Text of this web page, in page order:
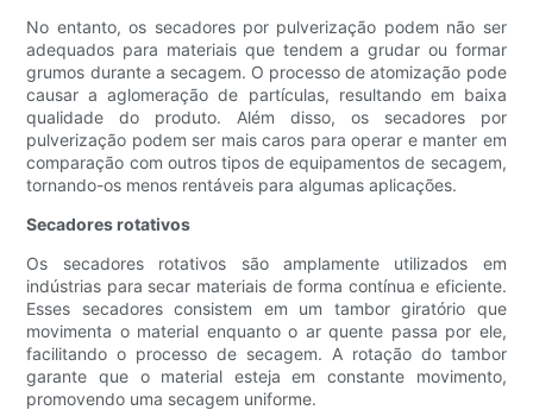
No entanto, os secadores por pulverização podem não ser
adequados para materiais que tendem a grudar ou formar
grumos durante a secagem. O processo de atomização pode
causar a aglomeração de partículas, resultando em baixa
qualidade do produto. Além disso, os secadores por
pulverização podem ser mais caros para operar e manter em
comparação com outros tipos de equipamentos de secagem,
tornando-os menos rentáveis ​​para algumas aplicações.
Secadores rotativos
Os secadores rotativos são amplamente utilizados em
indústrias para secar materiais de forma contínua e eficiente.
Esses secadores consistem em um tambor giratório que
movimenta o material enquanto o ar quente passa por ele,
facilitando o processo de secagem. A rotação do tambor
garante que o material esteja em constante movimento,
promovendo uma secagem uniforme.